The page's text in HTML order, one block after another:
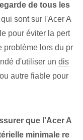
de tous les
qui sont sur l'Acer A
pour éviter la pert
problème lors du pr
d'utiliser un dis
autre fiable pour
que l'Acer A
minimale re